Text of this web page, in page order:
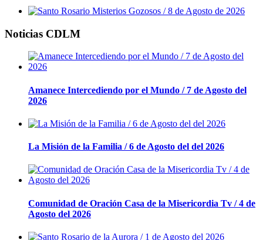
Noticias CDLM
Amanece Intercediendo por el Mundo / 7 de Agosto del
2026
La Misión de la Familia / 6 de Agosto del del 2026
Comunidad de Oración Casa de la Misericordia Tv / 4 de
Agosto del 2026